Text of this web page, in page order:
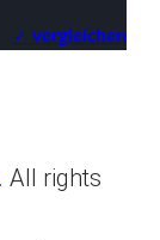
✓ vergleichen
. All rights